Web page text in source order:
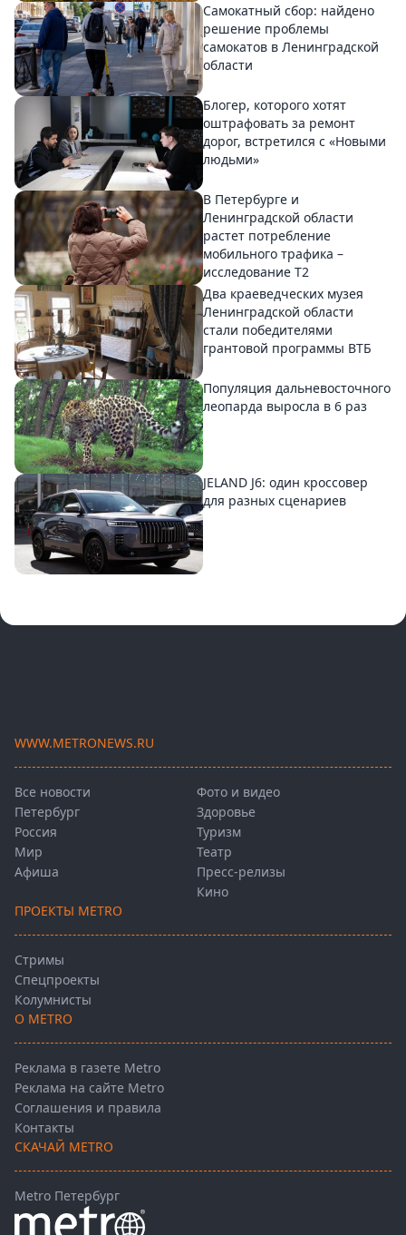
Самокатный сбор: найдено
решение проблемы
самокатов в Ленинградской
области
Блогер, которого хотят
оштрафовать за ремонт
дорог, встретился с «Новыми
людьми»
В Петербурге и
Ленинградской области
растет потребление
мобильного трафика –
исследование T2
Два краеведческих музея
Ленинградской области
стали победителями
грантовой программы ВТБ
Популяция дальневосточного
леопарда выросла в 6 раз
JELAND J6: один кроссовер
для разных сценариев
WWW.METRONEWS.RU
Все новости
Петербург
Россия
Мир
Афиша
Фото и видео
Здоровье
Туризм
Театр
Пресс-релизы
Кино
ПРОЕКТЫ METRO
Стримы
Спецпроекты
Колумнисты
О METRO
Реклама в газете Metro
Реклама на сайте Metro
Соглашения и правила
Контакты
СКАЧАЙ METRO
Metro Петербург